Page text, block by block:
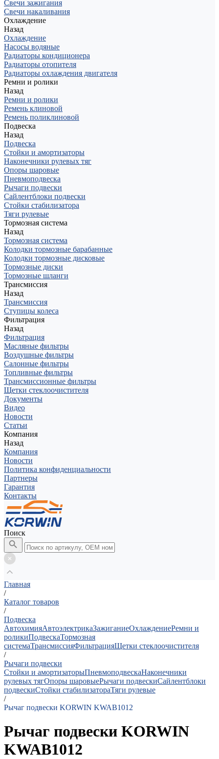
Свечи зажигания
Свечи накаливания
Охлаждение
Назад
Охлаждение
Насосы водяные
Радиаторы кондиционера
Радиаторы отопителя
Радиаторы охлаждения двигателя
Ремни и ролики
Назад
Ремни и ролики
Ремень клиновой
Ремень поликлиновой
Подвеска
Назад
Подвеска
Стойки и амортизаторы
Наконечники рулевых тяг
Опоры шаровые
Пневмоподвеска
Рычаги подвески
Сайлентблоки подвески
Стойки стабилизатора
Тяги рулевые
Тормозная система
Назад
Тормозная система
Колодки тормозные барабанные
Колодки тормозные дисковые
Тормозные диски
Тормозные шланги
Трансмиссия
Назад
Трансмиссия
Ступицы колеса
Фильтрация
Назад
Фильтрация
Масляные фильтры
Воздушные фильтры
Салонные фильтры
Топливные фильтры
Трансмиссионные фильтры
Щетки стеклоочистителя
Документы
Видео
Новости
Статьи
Компания
Назад
Компания
Новости
Политика конфиденциальности
Партнеры
Гарантия
Контакты
Поиск
Главная
/
Каталог товаров
/
Подвеска
АвтохимияАвтоэлектрикаЗажиганиеОхлаждениеРемни и
роликиПодвескаТормозная
системаТрансмиссияФильтрацияЩетки стеклоочистителя
/
Рычаги подвески
Стойки и амортизаторыПневмоподвескаНаконечники
рулевых тягОпоры шаровыеРычаги подвескиСайлентблоки
подвескиСтойки стабилизатораТяги рулевые
/
Рычаг подвески KORWIN KWAB1012
Рычаг подвески KORWIN
KWAB1012